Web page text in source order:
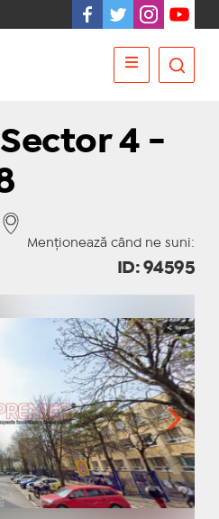
4 -
Menționează când ne suni:
ID: 94595